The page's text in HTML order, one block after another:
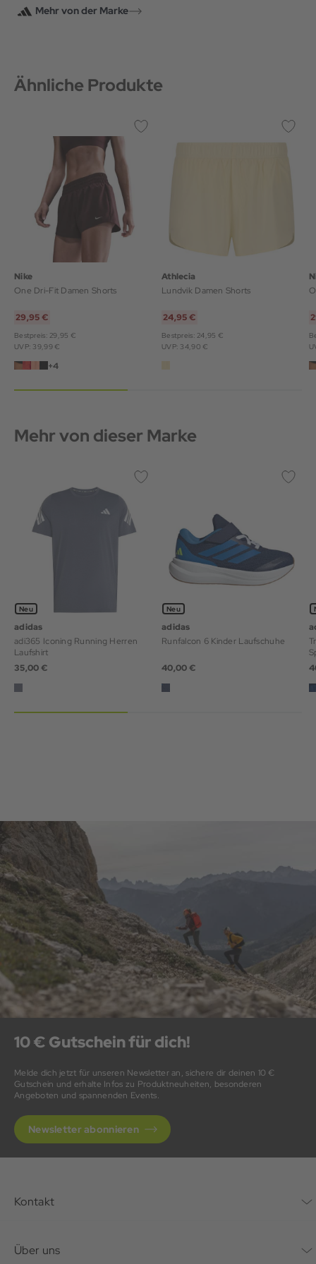
Mehr von der Marke
Ähnliche Produkte
Nike
One Dri-Fit Damen Shorts
29,95 €
Bestpreis: 29,95 €
UVP: 39,99 €
+4
Athlecia
Lundvik Damen Shorts
24,95 €
Bestpreis: 24,95 €
UVP: 34,90 €
Mehr von dieser Marke
Neu
adidas
adi365 Iconing Running Herren
Laufshirt
35,00 €
Neu
adidas
Runfalcon 6 Kinder Laufschuhe
40,00 €
10 € Gutschein für dich!
Melde dich jetzt für unseren Newsletter an, sichere dir deinen 10 €
Gutschein und erhalte Infos zu Produktneuheiten, besonderen
Angeboten und spannenden Events.
Newsletter abonnieren
Kontakt
Über uns